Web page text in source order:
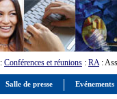
: Conférences et réunions : RA:
Salle de presse Evénements